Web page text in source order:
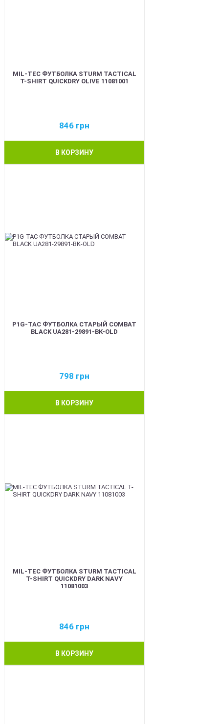
MIL-TEC ФУТБОЛКА STURM TACTICAL
T-SHIRT QUICKDRY OLIVE 11081001
846 грн
В КОРЗИНУ
P1G-TAC ФУТБОЛКА СТАРЫЙ COMBAT
BLACK UA281-29891-BK-OLD
798 грн
В КОРЗИНУ
MIL-TEC ФУТБОЛКА STURM TACTICAL
T-SHIRT QUICKDRY DARK NAVY
11081003
846 грн
В КОРЗИНУ